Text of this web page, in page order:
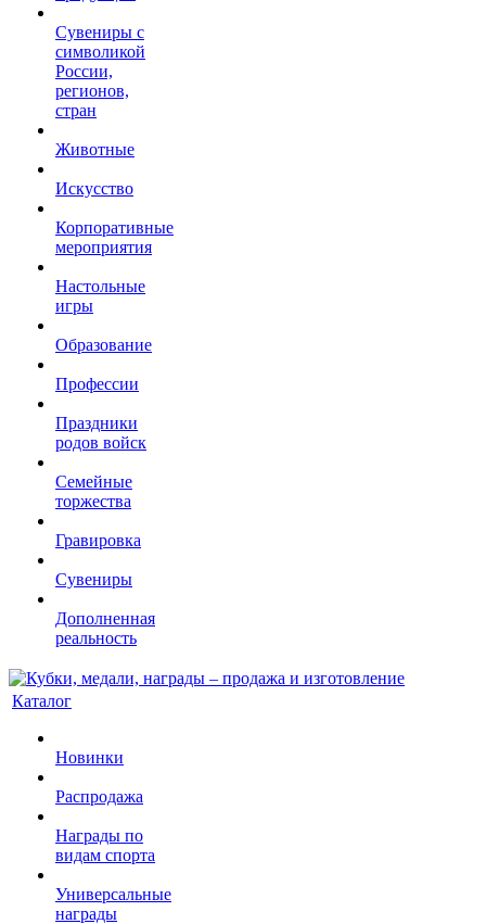
Сувениры с
символикой
России,
регионов,
стран
Животные
Искусство
Корпоративные
мероприятия
Настольные
игры
Образование
Профессии
Праздники
родов войск
Семейные
торжества
Гравировка
Сувениры
Дополненная
реальность
Каталог
Новинки
Распродажа
Награды по
видам спорта
Универсальные
награды